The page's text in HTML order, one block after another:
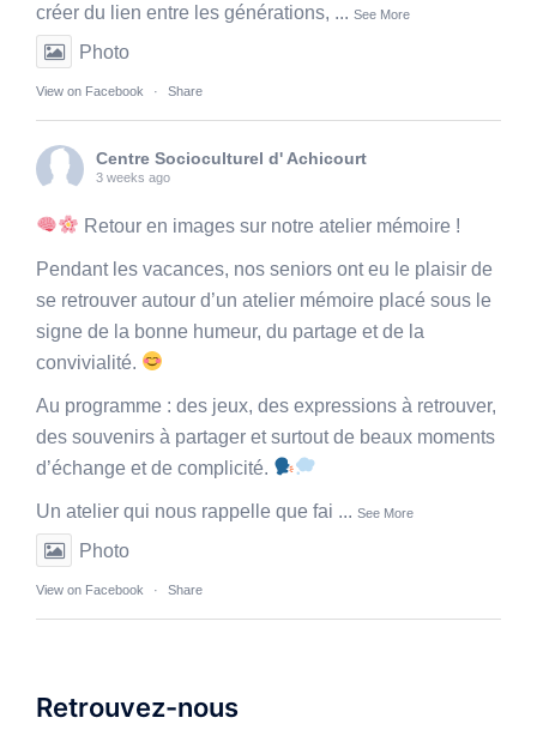
créer du lien entre les générations, ... See More
Photo
View on Facebook · Share
Centre Socioculturel d' Achicourt
3 weeks ago
Retour en images sur notre atelier mémoire !
Pendant les vacances, nos seniors ont eu le plaisir de
se retrouver autour d’un atelier mémoire placé sous le
signe de la bonne humeur, du partage et de la
convivialité.
Au programme : des jeux, des expressions à retrouver,
des souvenirs à partager et surtout de beaux moments
d’échange et de complicité.
Un atelier qui nous rappelle que fai ... See More
Photo
View on Facebook · Share
Retrouvez-nous